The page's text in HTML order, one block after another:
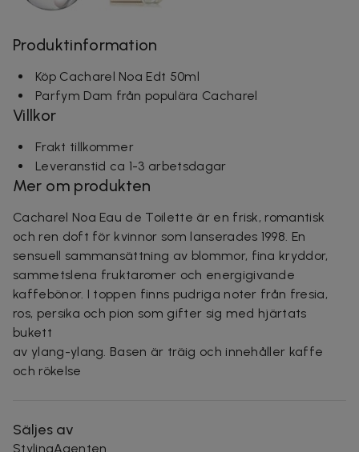
Produktinformation
Köp Cacharel Noa Edt 50ml
Parfym Dam från populära Cacharel
Villkor
Frakt tillkommer
Leveranstid ca 1-3 arbetsdagar
Mer om produkten
Cacharel Noa Eau de Toilette är en frisk, romantisk
och ren doft för kvinnor som lanserades 1998. En
sensuell sammansättning av blommor, fina kryddor,
sammetslena fruktaromer och energigivande
kaffebönor. I toppen finns pudriga noter från fresia,
ros, persika och pion som gifter sig med hjärtats
bukett
av ylang-ylang. Basen är träig och innehåller kaffe
och rökelse
Säljes av
StylingAgenten